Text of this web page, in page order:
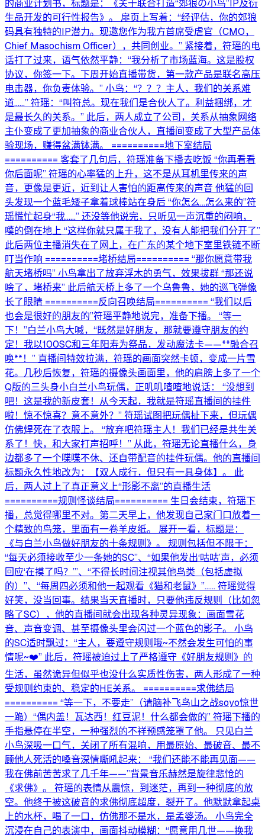
的商业计划书，标题是：《关于联合打造“郊狼の小鸟”IP及衍
生品开发的可行性报告》。 扉页上写着：“经评估，你的郊狼
码具有独特的IP潜力。现邀您作为我方首席受虐官（CMO，
Chief Masochism Officer），共同创业。” 紧接着，符瑶的电
话打了过来，语气依然平静：“我分析了市场蓝海。这是股权
协议，你签一下。下周开始直播带货，第一款产品是联名高压
电击器，你负责体验。” 小鸟：“？？？主人，我们的关系难
道……” 符瑶：“叫符总。现在我们是合伙人了。利益捆绑，才
是最长久的关系。” 此后，两人成立了公司，关系从抽象网络
主仆变成了更加抽象的商业合伙人，直播间变成了大型产品体
验现场，赚得盆满钵满。 ==========地下室结局
========== 客套了几句后，符瑶准备下播去吃饭 “你再看看
你后面呢” 符瑶的心率猛的上升，这不是从耳机里传来的声
音，更像是更近，近到让人害怕的距离传来的声音 他猛的回
头发现一个蓝毛矮子拿着球棒站在身后 “你怎么…怎么来的”符
瑶慌忙起身“我……” 还没等他说完，只听见一声沉重的闷响，
噗的倒在地上 “这样你就只属于我了，没有人能把我们分开了”
此后两位主播消失在了网上，在广东的某个地下室里铁链不断
叮当作响 ==========堵桥结局========== “那你愿意带我
航天堵桥吗” 小鸟拿出了放弃浮木的勇气，效果拔群 “那还说
啥了，堵桥来” 此后航天桥上多了一个乌鲁鲁，她的巡飞弹像
长了眼睛 ==========反向召唤结局========== “我们以后
也会是很好的朋友的”符瑶平静地说完，准备下播。 “等一
下！”白兰小鸟大喊，“既然是好朋友，那就要遵守朋友的约
定！我以100SC和三年阳寿为祭品，发动魔法卡——**融合召
唤**！” 直播间特效拉满，符瑶的画面突然卡顿，变成一片雪
花。几秒后恢复，符瑶的摄像头画面里，他的肩膀上多了一个
Q版的三头身小白兰小鸟玩偶，正叽叽喳喳地说话： “没想到
吧！这是我的新皮套！从今天起，我就是符瑶直播间的挂件
啦！惊不惊喜？意不意外？” 符瑶试图把玩偶扯下来，但玩偶
仿佛焊死在了衣服上。 “放弃吧符瑶主人！我们已经是共生关
系了！快，和大家打声招呼！” 从此，符瑶无论直播什么，身
边都多了一个喋喋不休、还自带配音的挂件玩偶。他的直播间
标题永久性地改为：【双人成行，但只有一具身体】。 此
后，两人过上了真正意义上“形影不离”的直播生活
==========规则怪谈结局========== 生日会结束，符瑶下
播，总觉得哪里不对。第二天早上，他发现自己家门口放着一
个精致的鸟笼，里面有一卷羊皮纸。 展开一看，标题是：
《与白兰小鸟做好朋友的十条规则》。 规则包括但不限于：
“每天必须接收至少一条她的SC”、“如果他发出‘咕咕’声，必须
回应‘在摸了吗？’”、“不得长时间注视其他鸟类（包括虚拟
的）”、“每周四必须和他一起观看《猫和老鼠》”…… 符瑶觉得
好笑，没当回事。结果当天直播时，只要他违反规则（比如忽
略了SC），他的直播间就会出现各种灵异现象：画面雪花
音、声音变调、甚至摄像头里会闪过一个蓝色的影子。 小鸟
的SC适时飘过：“主人，要遵守规则哦~不然会发生可怕的事
情呢~❤️” 此后，符瑶被迫过上了严格遵守《好朋友规则》的
生活，虽然诡异但似乎也没什么实质性伤害，两人形成了一种
受规则约束的、稳定的HE关系。 ==========求佛结局
========== “等一下，不要走”（请脑补飞鸟山之战soyo惊世
一跪）“偶内盖！瓦达西！红豆泥！什么都会做的” 符瑶下播的
手指悬停在半空，一种强烈的不祥预感笼罩了他。 只见白兰
小鸟深吸一口气，关闭了所有混响，用最原始、最破音、最不
顾他人死活的嗓音深情嘶吼起来： “我们还能不能再见面——
我在佛前苦苦求了几千年——”背景音乐赫然是旋律悲怆的
《求佛》。 符瑶的表情从震惊，到迷茫，再到一种彻底的放
空。他终于被这破音的求佛彻底超度，裂开了。他默默拿起桌
上的水杯，喝了一口，仿佛那不是水，是孟婆汤。 小鸟完全
沉浸在自己的表演中，画面抖动模糊：“愿意用几世——换我